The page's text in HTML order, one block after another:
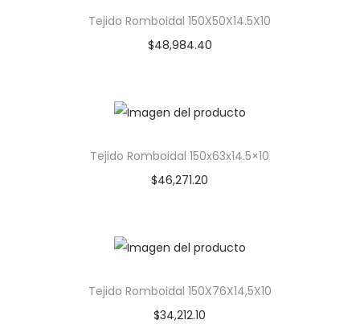
Tejido Romboidal 150X50X14.5X10
$48,984.40
Tejido Romboidal 150x63x14.5×10
$46,271.20
Tejido Romboidal 150X76X14,5X10
$34,212.10